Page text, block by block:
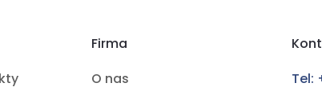
Firma
O nas
Tel: